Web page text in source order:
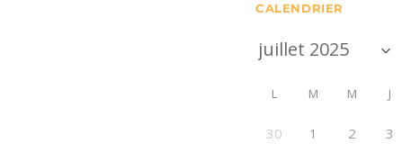
CALENDRIER
L M M J
30 1 2 3